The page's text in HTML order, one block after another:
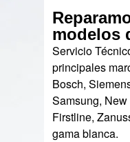
modelos
Servicio
principales
Bosch,
Samsung,
Firstline,
gama blanca.